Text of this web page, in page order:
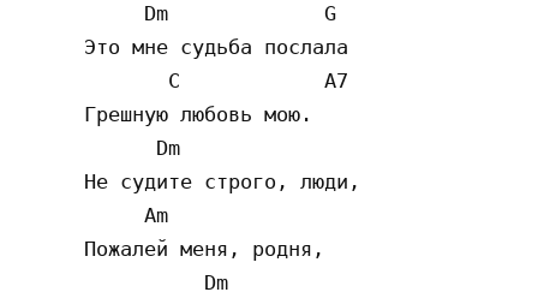
          Dm             G
     Это мне судьба послала
            C            A7
     Грешную любовь мою.
           Dm
     Не судите строго, люди,
          Am
     Пожалей меня, родня,
               Dm